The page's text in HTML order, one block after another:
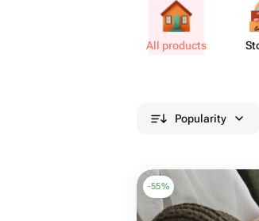
All products
Popularity
-55%